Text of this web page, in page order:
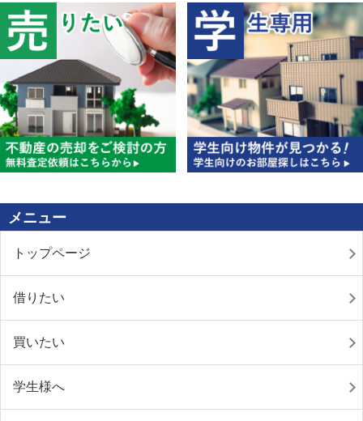
メニュー
トップページ
借りたい
買いたい
学生様へ